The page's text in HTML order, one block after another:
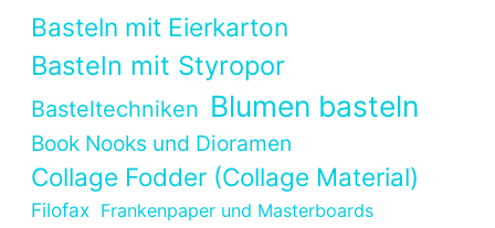
Basteln mit Eierkarton
Basteln mit Styropor
Basteltechniken Blumen basteln
Book Nooks und Dioramen
Collage Fodder (Collage Material)
Filofax Frankenpaper und Masterboards